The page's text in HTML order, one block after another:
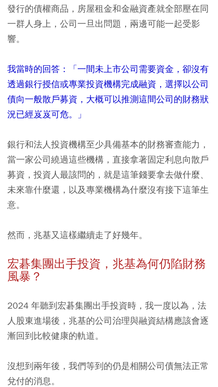
發行的債權商品，房屋租金和金融資產就全部壓在同
一群人身上，公司一旦出問題，兩邊可能一起受影
響。
我當時的回答：「一間未上市公司需要資金，卻沒有
透過銀行授信或專業投資機構完成融資，選擇以公司
債向一般散戶募資，大概可以推測這間公司的財務狀
況已經岌岌可危。」
銀行和法人投資機構至少具備基本的財務審查能力，
當一家公司繞過這些機構，直接拿著固定利息向散戶
募資，投資人最該問的，就是這筆錢要拿去做什麼、
未來靠什麼還，以及專業機構為什麼沒有接下這筆生
意。
然而，兆基又這樣繼續走了好幾年。
宏碁集團出手投資，兆基為何仍陷財務
風暴？
2024 年聽到宏碁集團出手投資時，我一度以為，法
人股東進場後，兆基的公司治理與融資結構應該會逐
漸回到比較健康的軌道。
沒想到兩年後，我們等到的仍是相關公司債無法正常
兌付的消息。